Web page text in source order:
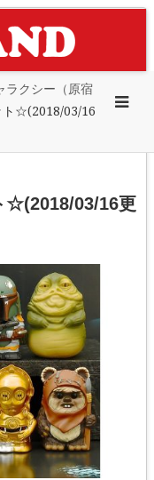
ラクシー（原宿
ト☆(2018/03/16
☆(2018/03/16更